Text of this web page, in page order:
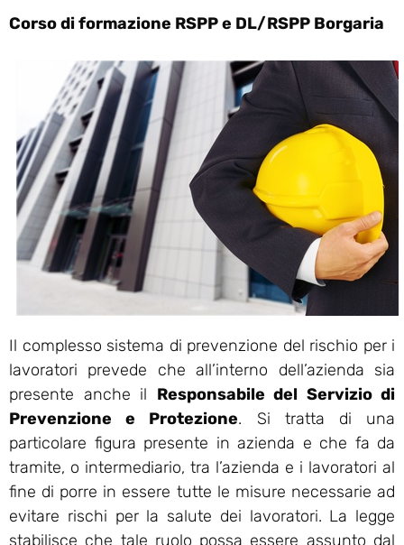
Corso di formazione RSPP e DL/RSPP Borgaria
Il complesso sistema di prevenzione del rischio per i
lavoratori prevede che all’interno dell’azienda sia
presente anche il Responsabile del Servizio di
Prevenzione e Protezione. Si tratta di una
particolare figura presente in azienda e che fa da
tramite, o intermediario, tra l’azienda e i lavoratori al
fine di porre in essere tutte le misure necessarie ad
evitare rischi per la salute dei lavoratori. La legge
stabilisce che tale ruolo possa essere assunto dal